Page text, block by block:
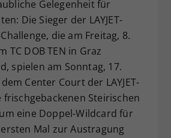
Gelegenheit für
Die Sieger der LAYJET-
die am Freitag, 8.
TC DOB TEN in Graz
spielen am Sonntag, 17.
Center Court der LAYJET-
frischgebackenen Steirischen
eine Doppel-Wildcard für
Mal zur Austragung
Wert speichert Ihre Consent-
Unter anderem eine
generierte ID, für die
Speicherung Ihrer
Einstellungen, falls der
Betreiber dies eingestellt